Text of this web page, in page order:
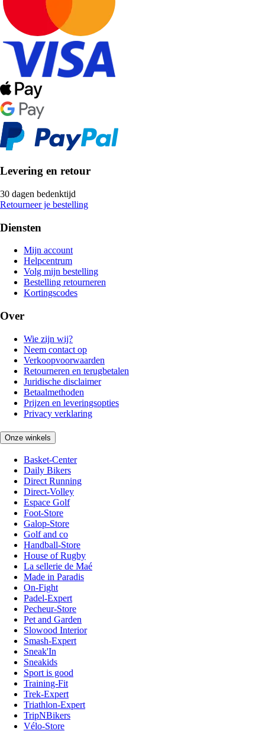
Levering en retour
30 dagen bedenktijd
Retourneer je bestelling
Diensten
Mijn account
Helpcentrum
Volg mijn bestelling
Bestelling retourneren
Kortingscodes
Over
Wie zijn wij?
Neem contact op
Verkoopvoorwaarden
Retourneren en terugbetalen
Juridische disclaimer
Betaalmethoden
Prijzen en leveringsopties
Privacy verklaring
Onze winkels
Basket-Center
Daily Bikers
Direct Running
Direct-Volley
Espace Golf
Foot-Store
Galop-Store
Golf and co
Handball-Store
House of Rugby
La sellerie de Maé
Made in Paradis
On-Fight
Padel-Expert
Pecheur-Store
Pet and Garden
Slowood Interior
Smash-Expert
Sneak'In
Sneakids
Sport is good
Training-Fit
Trek-Expert
Triathlon-Expert
TripNBikers
Vélo-Store